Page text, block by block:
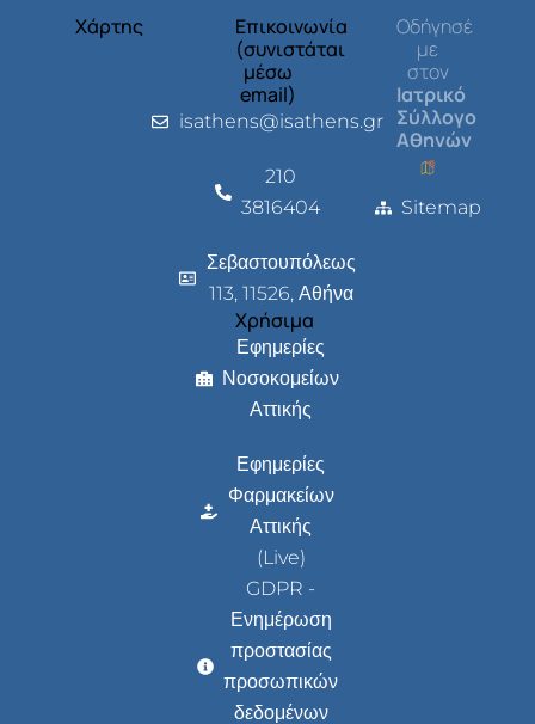
Χάρτης
Επικοινωνία
(συνιστάται
μέσω
email)
isathens@isathens.gr
210
3816404
Σεβαστουπόλεως
113, 11526, Αθήνα
Χρήσιμα
Εφημερίες
Νοσοκομείων
Αττικής
Εφημερίες
Φαρμακείων
Αττικής
(Live)
GDPR -
Ενημέρωση
προστασίας
προσωπικών
δεδομένων
Οδήγησέ
με
στον
Ιατρικό
Σύλλογο
Αθηνών
Sitemap